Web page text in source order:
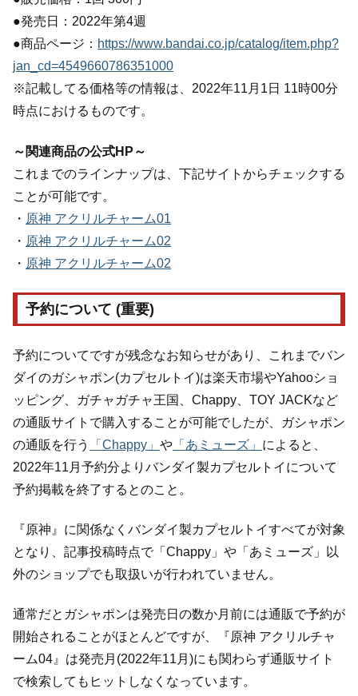
●発売日：2022年第4週
●商品ページ： https://www.bandai.co.jp/catalog/item.php?
jan_cd=4549660786351000
※記載してる価格等の情報は、2022年11月1日 11時00分
時点におけるものです。
～関連商品の公式HP～
これまでのラインナップは、下記サイトからチェックする
ことが可能です。
・ 原神 アクリルチャーム01
・ 原神 アクリルチャーム02
・ 原神 アクリルチャーム02
予約について (重要)
予約についてですが残念なお知らせがあり、これまでバン
ダイのガシャポン(カプセルトイ)は楽天市場やYahooショ
ッピング、ガチャガチャ王国、Chappy、TOY JACKなど
の通販サイトで購入することが可能でしたが、ガシャポン
の通販を行う
「Chappy」 や 「あミューズ」 によると、
2022年11月予約分よりバンダイ製カプセルトイについて
予約掲載を終了するとのこと。
『原神』に関係なくバンダイ製カプセルトイすべてが対象
となり、記事投稿時点で「Chappy」や「あミューズ」以
外のショップでも取扱いが行われていません。
通常だとガシャポンは発売日の数か月前には通販で予約が
開始されることがほとんどですが、『原神 アクリルチャ
ーム04』は発売月(2022年11月)にも関わらず通販サイト
で検索してもヒットしなくなっています。